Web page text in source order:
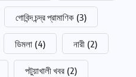
গোবিন্দ চন্দ্র প্রামাণিক (3)
ডিমলা (4) নারী (2)
পটুয়াখালী খবর (2)